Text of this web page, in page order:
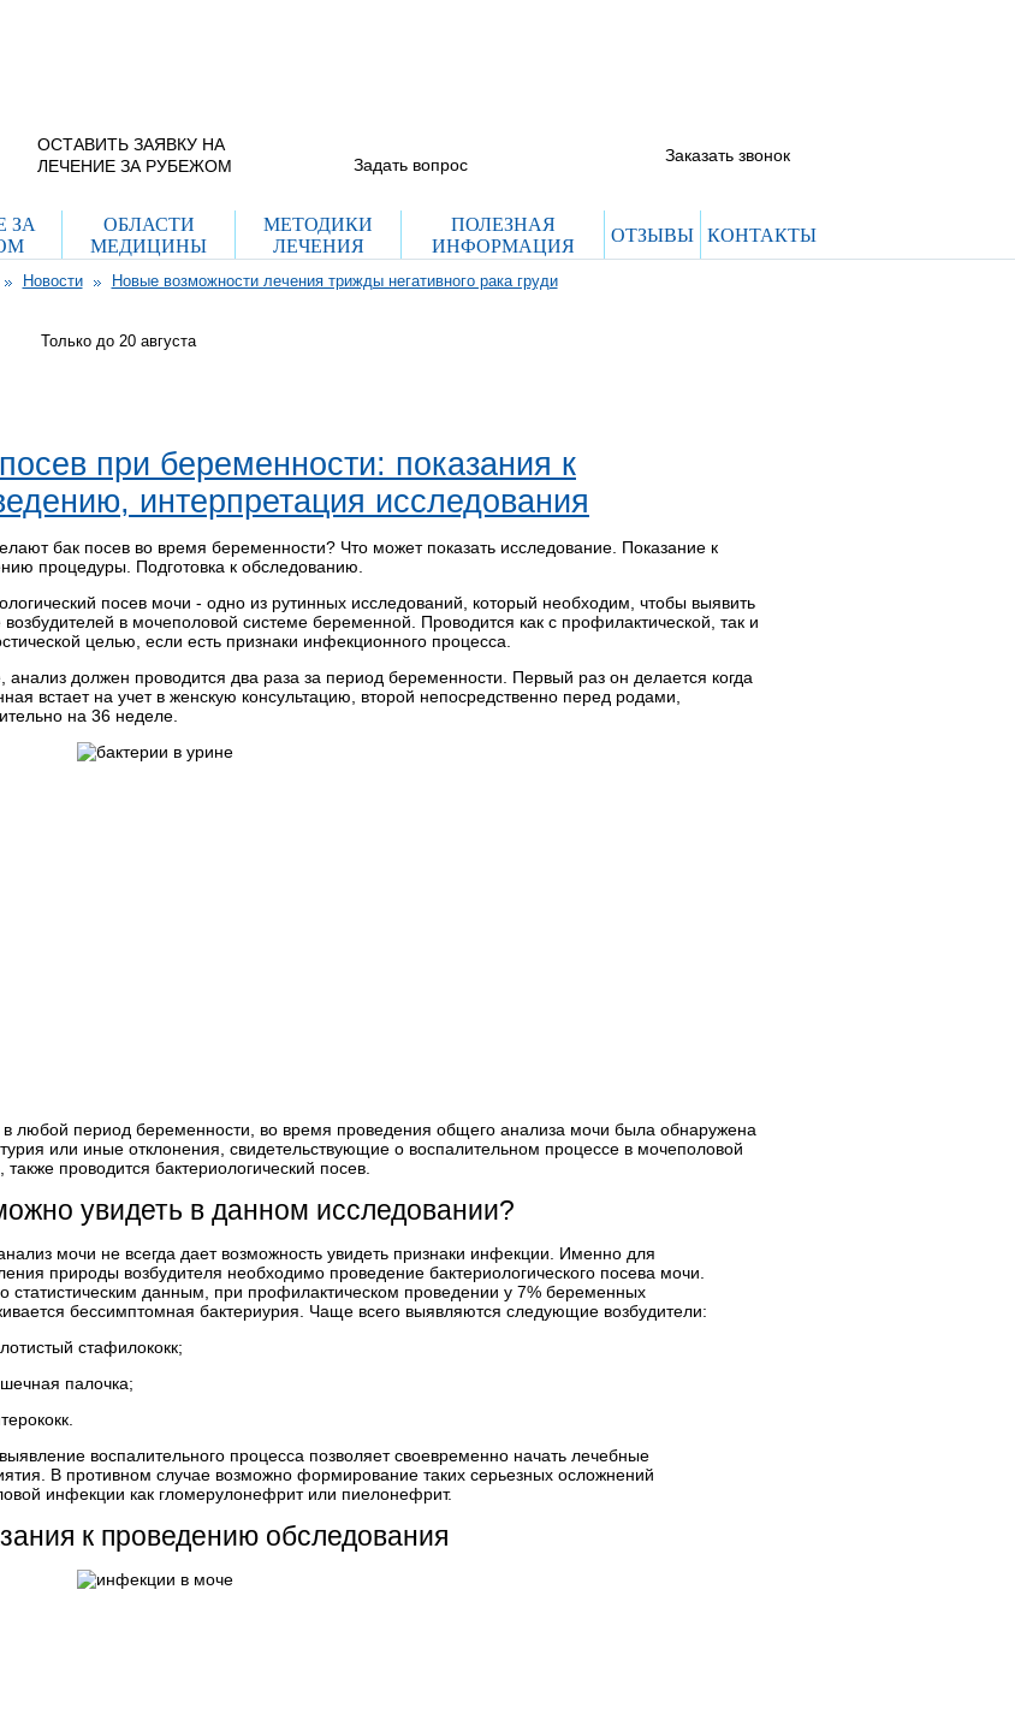
ОСТАВИТЬ ЗАЯВКУ НА
ЛЕЧЕНИЕ ЗА РУБЕЖОМ
Задать вопрос Заказать звонок
ЗА
ОБЛАСТИ
МЕДИЦИНЫ
МЕТОДИКИ
ЛЕЧЕНИЯ
ПОЛЕЗНАЯ
ИНФОРМАЦИЯ
ОТЗЫВЫ КОНТАКТЫ
Новости Новые возможности лечения трижды негативного рака груди
Только до 20 августа
при беременности: показания к
интерпретация исследования
бак посев во время беременности? Что может показать исследование. Показание к
процедуры. Подготовка к обследованию.
посев мочи - одно из рутинных исследований, который необходим, чтобы выявить
возбудителей в мочеполовой системе беременной. Проводится как с профилактической, так и
целью, если есть признаки инфекционного процесса.
анализ должен проводится два раза за период беременности. Первый раз он делается когда
встает на учет в женскую консультацию, второй непосредственно перед родами,
на 36 неделе.
любой период беременности, во время проведения общего анализа мочи была обнаружена
или иные отклонения, свидетельствующие о воспалительном процессе в мочеполовой
также проводится бактериологический посев.
увидеть в данном исследовании?
мочи не всегда дает возможность увидеть признаки инфекции. Именно для
природы возбудителя необходимо проведение бактериологического посева мочи.
статистическим данным, при профилактическом проведении у 7% беременных
бессимптомная бактериурия . Чаще всего выявляются следующие возбудители:
стафилококк;
палочка;
воспалительного процесса позволяет своевременно начать лечебные
В противном случае возможно формирование таких серьезных осложнений
инфекции как гломерулонефрит или пиелонефрит.
к проведению обследования